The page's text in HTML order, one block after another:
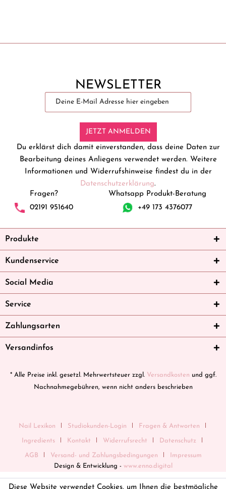
NEWSLETTER
JETZT ANMELDEN
Du erklärst dich damit einverstanden, dass deine Daten zur
Bearbeitung deines Anliegens verwendet werden. Weitere
Informationen und Widerrufshinweise findest du in der
Datenschutzerklärung.
Fragen?
02191 951640
Whatsapp Produkt-Beratung
+49 173 4376077
Produkte
Kundenservice
Social Media
Service
Zahlungsarten
Versandinfos
* Alle Preise inkl. gesetzl. Mehrwertsteuer zzgl. Versandkosten und ggf.
Nachnahmegebühren, wenn nicht anders beschrieben
Nail Lexikon Studiokunden-Login Fragen & Antworten
Ingredients Kontakt Widerrufsrecht Datenschutz
AGB Versand- und Zahlungsbedingungen
Impressum
Design & Entwicklung - www.enno.digital
Diese Website verwendet Cookies, um Ihnen die bestmögliche